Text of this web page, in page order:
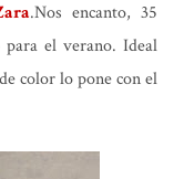
.Nos encanto, 35
el verano. Ideal
color lo pone con el